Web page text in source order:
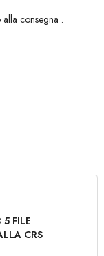
consegna .
FILE
CRS